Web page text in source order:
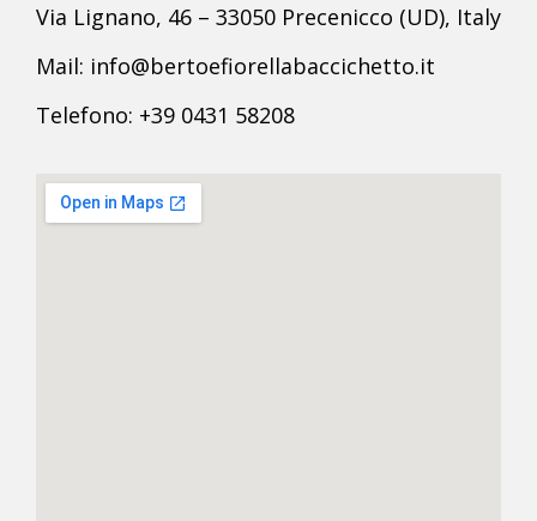
Via Lignano, 46 – 33050 Precenicco (UD), Italy
Mail: info@bertoefiorellabaccichetto.it
Telefono: +39 0431 58208